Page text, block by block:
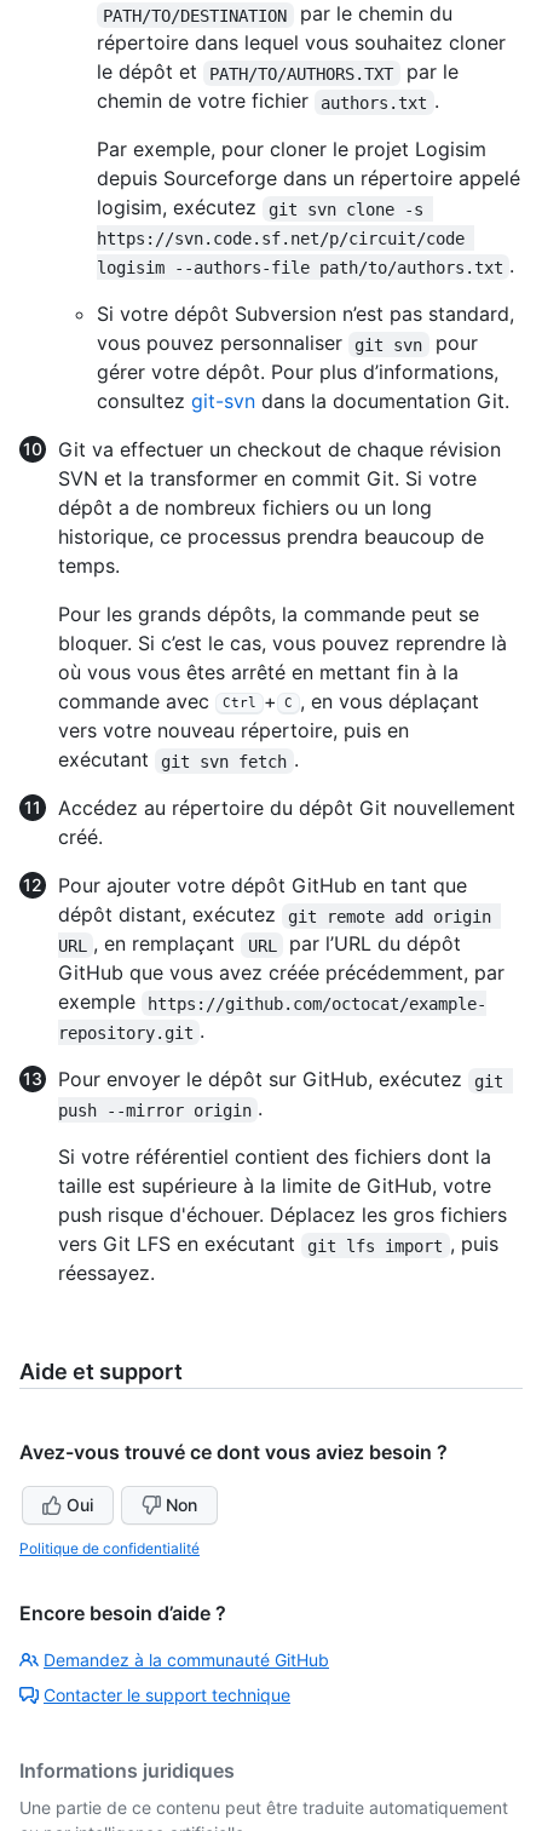
PATH/TO/DESTINATION
par le chemin du
répertoire dans lequel vous souhaitez cloner
le dépôt et
PATH/TO/AUTHORS.TXT
par le
chemin de votre fichier
authors.txt .
Par exemple, pour cloner le projet Logisim
depuis Sourceforge dans un répertoire appelé
logisim, exécutez
git svn clone -s
https://svn.code.sf.net/p/circuit/code
logisim --authors-file path/to/authors.txt .
Si votre dépôt Subversion n’est pas standard,
vous pouvez personnaliser
git svn
pour
gérer votre dépôt. Pour plus d’informations,
consultez git-svn dans la documentation Git.
Git va effectuer un checkout de chaque révision
SVN et la transformer en commit Git. Si votre
dépôt a de nombreux fichiers ou un long
historique, ce processus prendra beaucoup de
temps.
Pour les grands dépôts, la commande peut se
bloquer. Si c’est le cas, vous pouvez reprendre là
où vous vous êtes arrêté en mettant fin à la
commande avec
Ctrl + C
, en vous déplaçant
vers votre nouveau répertoire, puis en
exécutant
git svn fetch .
Accédez au répertoire du dépôt Git nouvellement
créé.
Pour ajouter votre dépôt GitHub en tant que
dépôt distant, exécutez
git remote add origin
URL
, en remplaçant URL
par l’URL du dépôt
GitHub que vous avez créée précédemment, par
exemple
https://github.com/octocat/example-
repository.git .
Pour envoyer le dépôt sur GitHub, exécutez
git
push --mirror origin .
Si votre référentiel contient des fichiers dont la
taille est supérieure à la limite de GitHub, votre
push risque d'échouer. Déplacez les gros fichiers
vers Git LFS en exécutant
git lfs import , puis
réessayez.
Aide et support
Avez-vous trouvé ce dont vous aviez besoin ?
Oui Non
Politique de confidentialité
Encore besoin d’aide ?
Demandez à la communauté GitHub
Contacter le support technique
Informations juridiques
Une partie de ce contenu peut être traduite automatiquement